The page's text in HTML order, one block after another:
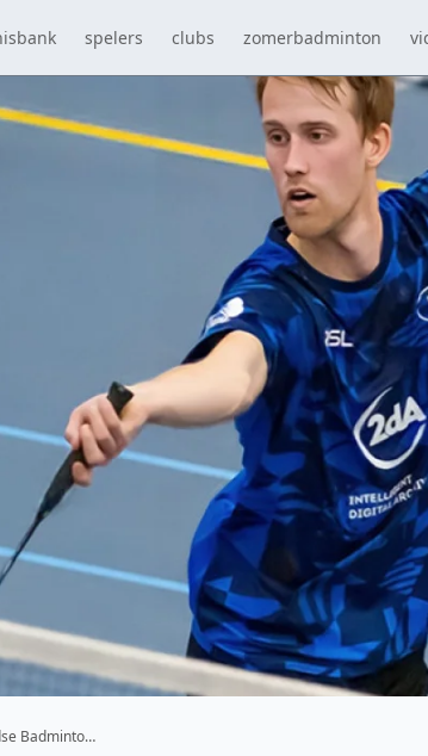
spelers clubs zomerbadminton
Badminto…